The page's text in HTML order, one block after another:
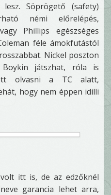
Söprögető (safety)
némi előrelépés,
Phillips egészséges
féle ámokfutástól
Nickel poszton
játszhat, róla is
olvasni a TC alatt,
hogy nem éppen idilli
itt is, de az edzőknél
garancia lehet arra,